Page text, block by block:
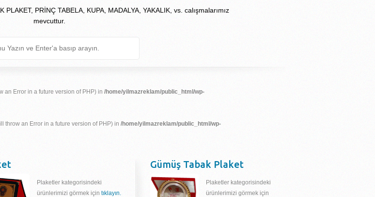
PLAKET, PRİNÇ TABELA, KUPA, MADALYA, YAKALIK, vs. calışmalarımız
mevcuttur.
an Error in a future version of PHP) in /home/yilmazreklam/public_html/wp-
throw an Error in a future version of PHP) in /home/yilmazreklam/public_html/wp-
Plaketler kategorisindeki
ürünlerimizi görmek için tıklayın.
Gümüş Tabak Plaket
Plaketler kategorisindeki
ürünlerimizi görmek için